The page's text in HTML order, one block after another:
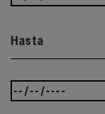
Hasta